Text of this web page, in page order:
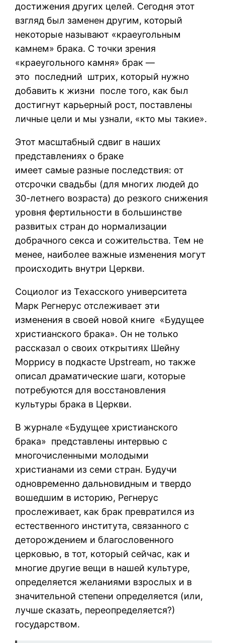
достижения других целей. Сегодня этот
взгляд был заменен другим, который
некоторые называют «краеугольным
камнем» брака. С точки зрения
«краеугольного камня» брак —
это последний штрих, который нужно
добавить к жизни после того, как был
достигнут карьерный рост, поставлены
личные цели и мы узнали, «кто мы такие».
Этот масштабный сдвиг в наших
представлениях о браке
имеет самые разные последствия: от
отсрочки свадьбы (для многих людей до
30-летнего возраста) до резкого снижения
уровня фертильности в большинстве
развитых стран до нормализации
добрачного секса и сожительства. Тем не
менее, наиболее важные изменения могут
происходить внутри Церкви.
Социолог из Техасского университета
Марк Регнерус отслеживает эти
изменения в своей новой книге «Будущее
христианского брака». Он не только
рассказал о своих открытиях Шейну
Моррису в подкасте Upstream, но также
описал драматические шаги, которые
потребуются для восстановления
культуры брака в Церкви.
В журнале «Будущее христианского
брака» представлены интервью с
многочисленными молодыми
христианами из семи стран. Будучи
одновременно дальновидным и твердо
вошедшим в историю, Регнерус
прослеживает, как брак превратился из
естественного института, связанного с
деторождением и благословенного
церковью, в тот, который сейчас, как и
многие другие вещи в нашей культуре,
определяется желаниями взрослых и в
значительной степени определяется (или,
лучше сказать, переопределяется?)
государством.